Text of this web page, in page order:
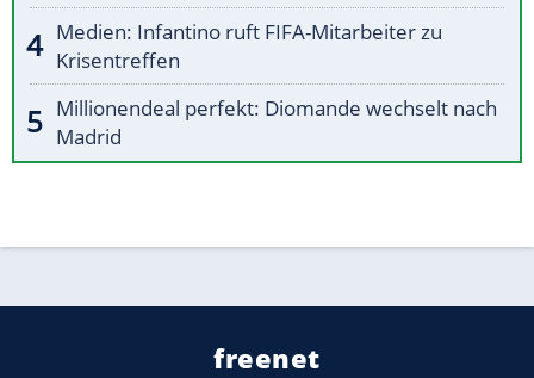
Medien: Infantino ruft FIFA-Mitarbeiter zu
Krisentreffen
Millionendeal perfekt: Diomande wechselt nach
Madrid
freenet